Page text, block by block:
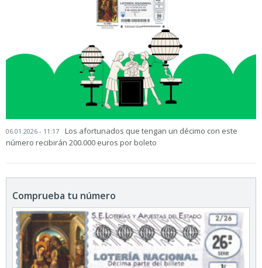
06.01.2026 - 11:17
Los afortunados que tengan un décimo con este
número recibirán 200.000 euros por boleto
Comprueba tu número